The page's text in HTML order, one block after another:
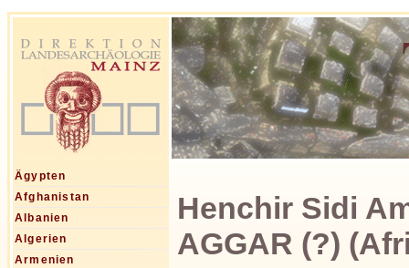
Ägypten
Afghanistan
Albanien
Algerien
Armenien
Henchir Sidi
AGGAR (?)